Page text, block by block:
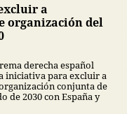
a
organización del
derecha español
iniciativa para excluir a
conjunta de
de 2030 con España y